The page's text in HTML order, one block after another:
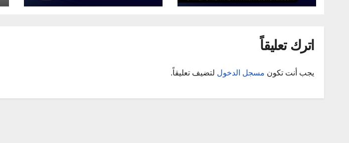
الشرقية
بالجهة الشرقية دورة نونبر
اترك تعليقاً
يجب أنت تكون مسجل الدخول لتضيف تعليقاً.